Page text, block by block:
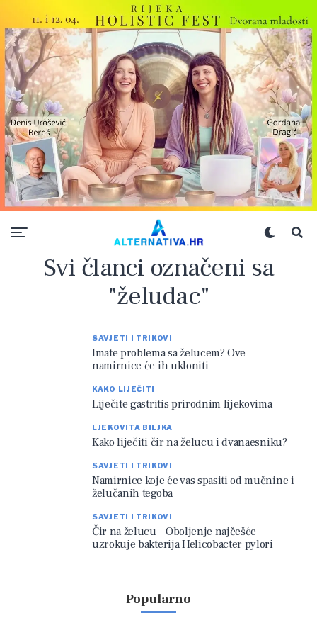
Svi članci označeni sa
"želudac"
SAVJETI I TRIKOVI
Imate problema sa želucem? Ove
namirnice će ih ukloniti
KAKO LIJEČITI
Liječite gastritis prirodnim lijekovima
LJEKOVITA BILJKA
Kako liječiti čir na želucu i dvanaesniku?
SAVJETI I TRIKOVI
Namirnice koje će vas spasiti od mučnine i
želučanih tegoba
SAVJETI I TRIKOVI
Čir na želucu – Oboljenje najčešće
uzrokuje bakterija Helicobacter pylori
Popularno